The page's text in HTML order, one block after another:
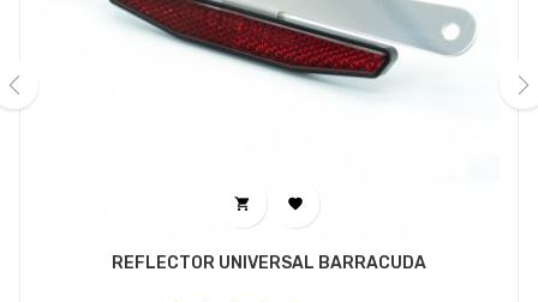
 
REFLECTOR UNIVERSAL BARRACUDA